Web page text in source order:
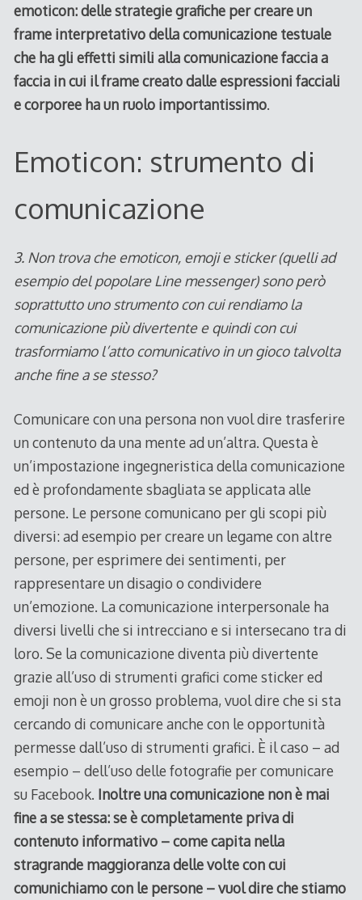
emoticon: delle strategie grafiche per creare un
frame interpretativo della comunicazione testuale
che ha gli effetti simili alla comunicazione faccia a
faccia in cui il frame creato dalle espressioni facciali
e corporee ha un ruolo importantissimo.
Emoticon: strumento di
comunicazione
3. Non trova che emoticon, emoji e sticker (quelli ad
esempio del popolare Line messenger) sono però
soprattutto uno strumento con cui rendiamo la
comunicazione più divertente e quindi con cui
trasformiamo l’atto comunicativo in un gioco talvolta
anche fine a se stesso?
Comunicare con una persona non vuol dire trasferire
un contenuto da una mente ad un’altra. Questa è
un’impostazione ingegneristica della comunicazione
ed è profondamente sbagliata se applicata alle
persone. Le persone comunicano per gli scopi più
diversi: ad esempio per creare un legame con altre
persone, per esprimere dei sentimenti, per
rappresentare un disagio o condividere
un’emozione. La comunicazione interpersonale ha
diversi livelli che si intrecciano e si intersecano tra di
loro. Se la comunicazione diventa più divertente
grazie all’uso di strumenti grafici come sticker ed
emoji non è un grosso problema, vuol dire che si sta
cercando di comunicare anche con le opportunità
permesse dall’uso di strumenti grafici. È il caso – ad
esempio – dell’uso delle fotografie per comunicare
su Facebook. Inoltre una comunicazione non è mai
fine a se stessa: se è completamente priva di
contenuto informativo – come capita nella
stragrande maggioranza delle volte con cui
comunichiamo con le persone – vuol dire che stiamo